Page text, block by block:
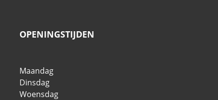
OPENINGSTIJDEN
Maandag
Dinsdag
Woensdag